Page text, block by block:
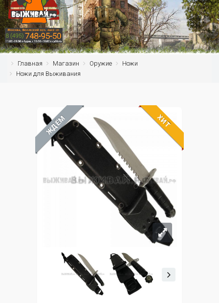
Главная Магазин Оружие
Ножи
Ножи для Выживания
ЖДЁМ ХИТ